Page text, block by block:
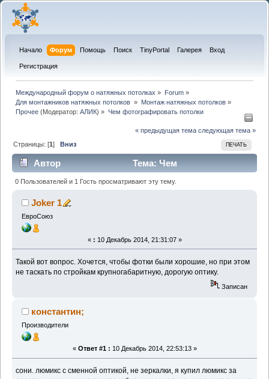
Начало Форум Помощь Поиск TinyPortal Галерея Вход
Регистрация
Международный форум о натяжных потолках » Forum»
Для монтажников натяжных потолков » Монтаж натяжных потолков»
Прочее (Модератор:АЛИК) » Чем фотографировать потолки
« предыдущая тема следующая тема »
ПЕЧАТЬ
Страницы: [1]Вниз
Автор
Тема: Чем
фотографировать потолки (Прочитано 8191 раз)
0 Пользователей и 1 Гость просматривают эту тему.
Joker 1
ЕвроСоюз
« : 10 Декабрь 2014, 21:31:07 »
Такой вот вопрос. Хочется, чтобы фотки были хорошие, но при этом
не таскать по стройкам крупногабаритную, дорогую оптику.
Записан
константин;
Производители
« Ответ #1 : 10 Декабрь 2014, 22:53:13 »
сони. люмикс с сменной оптикой, не зеркалки, я купил люмикс за